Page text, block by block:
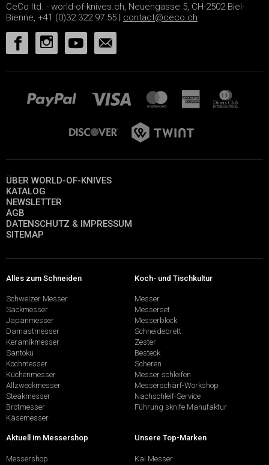
CeCo ltd. - world-of-knives.ch, Neuengasse 5, CH-2502 Biel-
Bienne, +41 (0)32 322 97 55 | contact@ceco.ch
ÜBER WORLD-OF-KNIVES
KATALOG
NEWSLETTER
AGB
DATENSCHUTZ & IMPRESSUM
SITEMAP
Alles zum Schneiden
Schweizer Messer
Sackmesser
Japanmesser
Damastmesser
Keramikmesser
Santoku
Kochmesser
Küchenmesser
Allzweckmesser
Steakmesser
Brotmesser
Käsemesser
Koch- und Tischkultur
Messer
Messerset
Messerblock
Schneidebrett
Zester
Besteck
Scheren
Messer schleifen
Messerschärf-Workshop
Nachschleif-Service
Führung sknife Manufaktur
Aktuell im Messershop
Messershop
Unsere Top-Marken
Kai Messer